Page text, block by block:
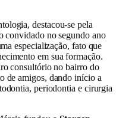
destacou-se pela
convidado no segundo ano
especialização, fato que
em sua formação.
consultório no bairro do
de amigos, dando início a
periodontia e cirurgia